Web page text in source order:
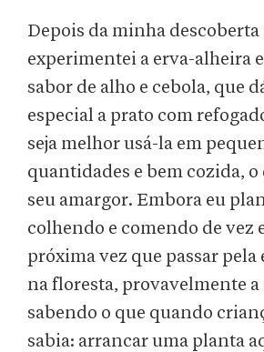
Depois da minha descoberta
experimentei a erva-alheira
sabor de alho e cebola, que
especial a prato com
seja melhor usá-la em
quantidades e bem cozida, o
seu amargor. Embora eu
colhendo e comendo de vez
próxima vez que passar pela
na floresta, provavelmente a
sabendo o que quando
sabia: arrancar uma planta